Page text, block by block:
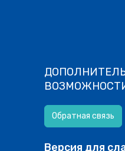
Обратная связь
Версия для